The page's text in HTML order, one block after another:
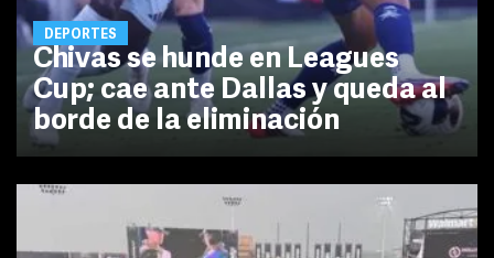
DEPORTES
Chivas se hunde en Leagues
Cup; cae ante Dallas y queda al
borde de la eliminación